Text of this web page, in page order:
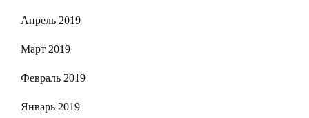
Апрель 2019
Март 2019
Февраль 2019
Январь 2019